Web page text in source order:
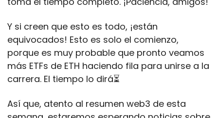
Y si creen que esto es todo, ¡están
equivocados! Esto es solo el comienzo,
porque es muy probable que pronto veamos
más ETFs de ETH haciendo fila para unirse a la
carrera. El tiempo lo dirá⏳
Así que, atento al resumen web3 de esta